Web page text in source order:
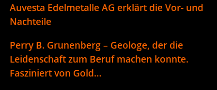
Auvesta Edelmetalle AG erklärt die Vor- und
Nachteile
Perry B. Grunenberg – Geologe, der die
Leidenschaft zum Beruf machen konnte.
Fasziniert von Gold…